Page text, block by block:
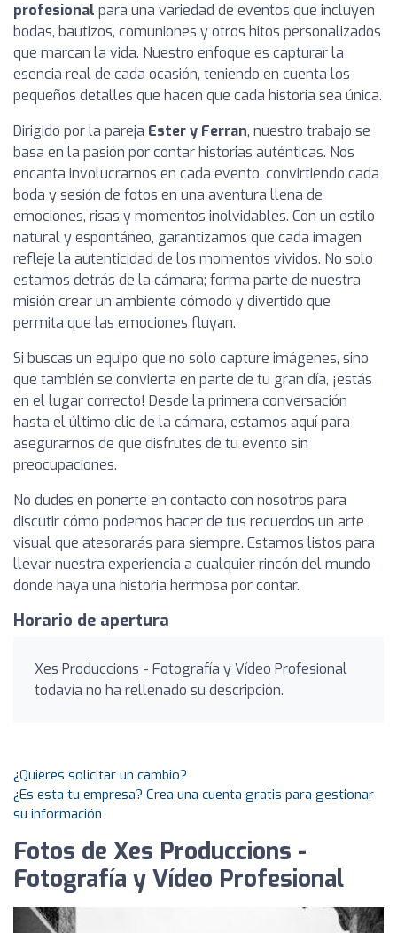
profesional para una variedad de eventos que incluyen
bodas, bautizos, comuniones y otros hitos personalizados
que marcan la vida. Nuestro enfoque es capturar la
esencia real de cada ocasión, teniendo en cuenta los
pequeños detalles que hacen que cada historia sea única.
Dirigido por la pareja Ester y Ferran, nuestro trabajo se
basa en la pasión por contar historias auténticas. Nos
encanta involucrarnos en cada evento, convirtiendo cada
boda y sesión de fotos en una aventura llena de
emociones, risas y momentos inolvidables. Con un estilo
natural y espontáneo, garantizamos que cada imagen
refleje la autenticidad de los momentos vividos. No solo
estamos detrás de la cámara; forma parte de nuestra
misión crear un ambiente cómodo y divertido que
permita que las emociones fluyan.
Si buscas un equipo que no solo capture imágenes, sino
que también se convierta en parte de tu gran día, ¡estás
en el lugar correcto! Desde la primera conversación
hasta el último clic de la cámara, estamos aquí para
asegurarnos de que disfrutes de tu evento sin
preocupaciones.
No dudes en ponerte en contacto con nosotros para
discutir cómo podemos hacer de tus recuerdos un arte
visual que atesorarás para siempre. Estamos listos para
llevar nuestra experiencia a cualquier rincón del mundo
donde haya una historia hermosa por contar.
Horario de apertura
Xes Produccions - Fotografía y Vídeo Profesional
todavía no ha rellenado su descripción.
¿Quieres solicitar un cambio?
¿Es esta tu empresa? Crea una cuenta gratis para gestionar
su información
Fotos de Xes Produccions -
Fotografía y Vídeo Profesional